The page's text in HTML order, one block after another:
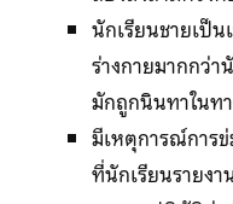
นักเรียนชายเป็
ร่างกายมากกว่
มักถูกนินทาในท
มีเหตุการณ์การ
ที่นักเรียนรายง